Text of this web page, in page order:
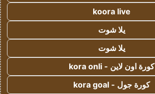
koora live
يلا شوت
يلا شوت
كورة اون لاين - kora onli
كورة جول - kora goal